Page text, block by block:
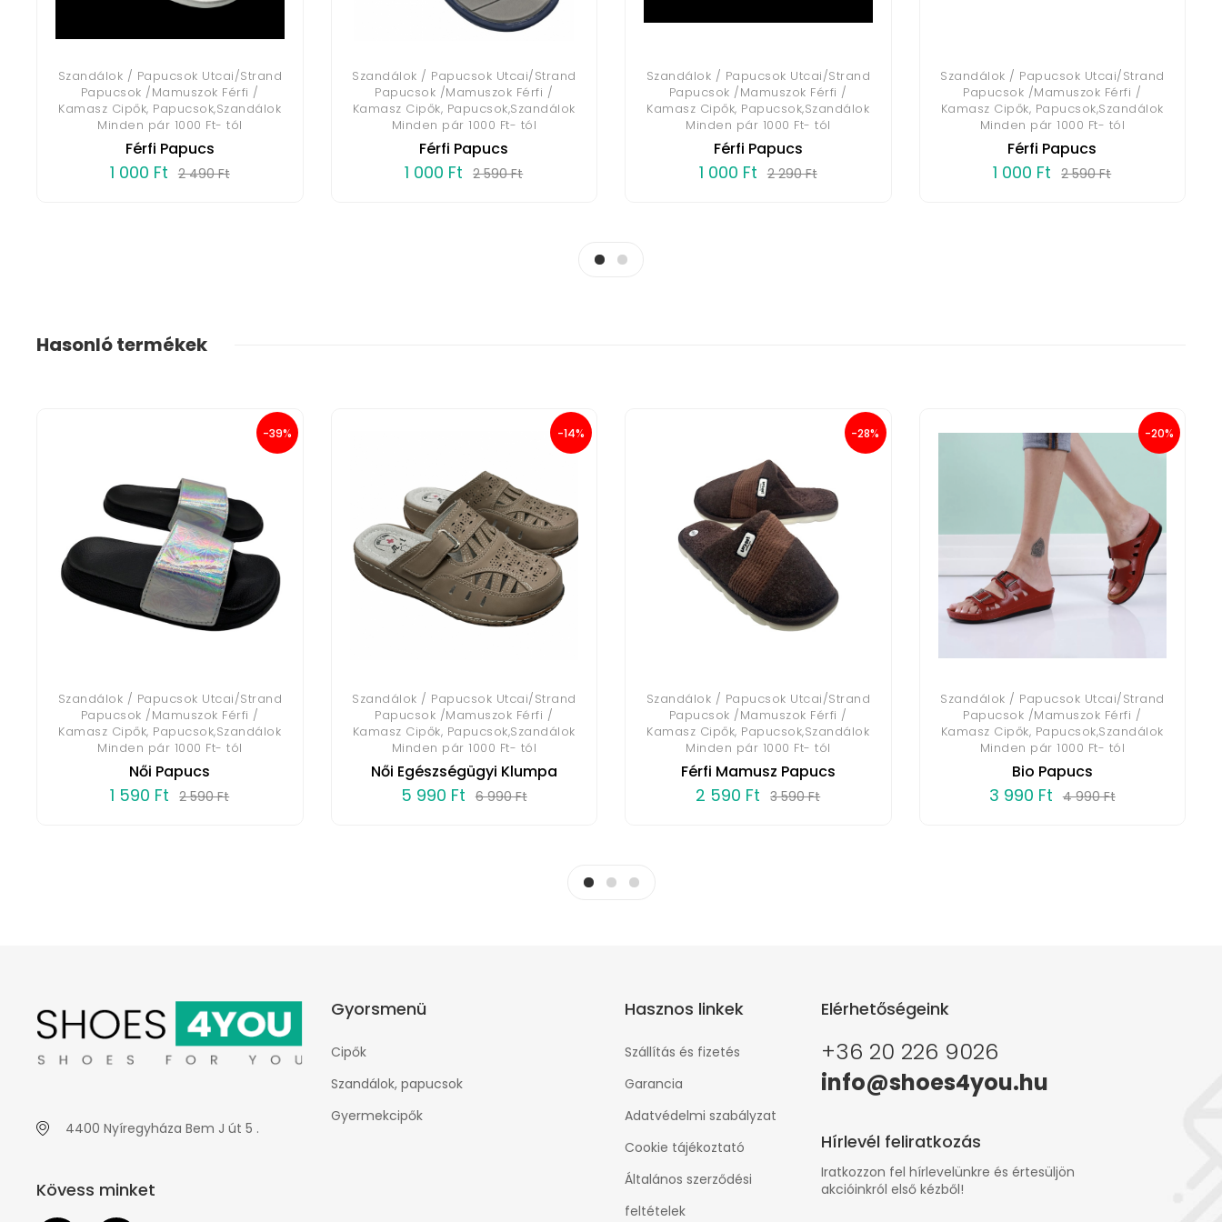
Szandálok / Papucsok Utcai/Strand
Papucsok /Mamuszok Férfi /
Kamasz Cipők, Papucsok,Szandálok
Minden pár 1000 Ft- tól
Férfi Papucs
1 000 Ft 2 490 Ft
Szandálok / Papucsok Utcai/Strand
Papucsok /Mamuszok Férfi /
Kamasz Cipők, Papucsok,Szandálok
Minden pár 1000 Ft- tól
Férfi Papucs
1 000 Ft 2 590 Ft
Szandálok / Papucsok Utcai/Strand
Papucsok /Mamuszok Férfi /
Kamasz Cipők, Papucsok,Szandálok
Minden pár 1000 Ft- tól
Férfi Papucs
1 000 Ft 2 290 Ft
Szandálok / Papucsok Utcai/Strand
Papucsok /Mamuszok Férfi /
Kamasz Cipők, Papucsok,Szandálok
Minden pár 1000 Ft- tól
Férfi Papucs
1 000 Ft 2 590 Ft
Hasonló termékek
-39%
Szandálok / Papucsok Utcai/Strand
Papucsok /Mamuszok Férfi /
Kamasz Cipők, Papucsok,Szandálok
Minden pár 1000 Ft- tól
Női Papucs
1 590 Ft 2 590 Ft
-14%
Szandálok / Papucsok Utcai/Strand
Papucsok /Mamuszok Férfi /
Kamasz Cipők, Papucsok,Szandálok
Minden pár 1000 Ft- tól
Női Egészségügyi Klumpa
5 990 Ft 6 990 Ft
-28%
Szandálok / Papucsok Utcai/Strand
Papucsok /Mamuszok Férfi /
Kamasz Cipők, Papucsok,Szandálok
Minden pár 1000 Ft- tól
Férfi Mamusz Papucs
2 590 Ft 3 590 Ft
-20%
Szandálok / Papucsok Utcai/Strand
Papucsok /Mamuszok Férfi /
Kamasz Cipők, Papucsok,Szandálok
Minden pár 1000 Ft- tól
Bio Papucs
3 990 Ft 4 990 Ft
4400 Nyíregyháza Bem J út 5 .
Kövess minket
Gyorsmenü
Cipők
Szandálok, papucsok
Gyermekcipők
Hasznos linkek
Szállítás és fizetés
Garancia
Adatvédelmi szabályzat
Cookie tájékoztató
Általános szerződési
feltételek
Elérhetőségeink
+36 20 226 9026
info@shoes4you.hu
Hírlevél feliratkozás
Iratkozzon fel hírlevelünkre és értesüljön
akcióinkról első kézből!